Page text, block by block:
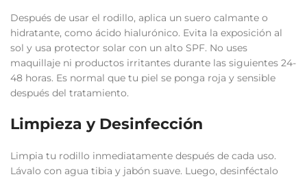
Después de usar el rodillo, aplica un suero calmante o
hidratante, como ácido hialurónico. Evita la exposición al
sol y usa protector solar con un alto SPF. No uses
maquillaje ni productos irritantes durante las siguientes 24-
48 horas. Es normal que tu piel se ponga roja y sensible
después del tratamiento.
Limpieza y Desinfección
Limpia tu rodillo inmediatamente después de cada uso.
Lávalo con agua tibia y jabón suave. Luego, desinféctalo